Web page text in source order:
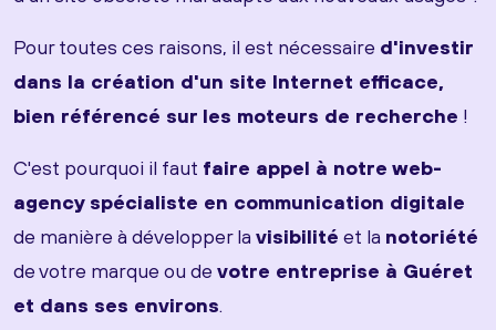
Pour toutes ces raisons, il est nécessaire d'investir
dans la création d'un site Internet efficace,
bien référencé sur les moteurs de recherche !
C'est pourquoi il faut faire appel à notre web-
agency spécialiste en communication digitale
de manière à développer la visibilité et la notoriété
de votre marque ou de votre entreprise à Guéret
et dans ses environs.